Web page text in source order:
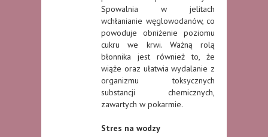
Spowalnia w jelitach
wchłanianie węglowodanów, co
powoduje obniżenie poziomu
cukru we krwi. Ważną rolą
błonnika jest również to, że
wiąże oraz ułatwia wydalanie z
organizmu toksycznych
substancji chemicznych,
zawartych w pokarmie.
Stres na wodzy